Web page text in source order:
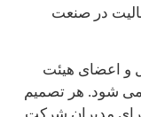
در صنعت
و اعضای هیئت
شود. هر تصمیم